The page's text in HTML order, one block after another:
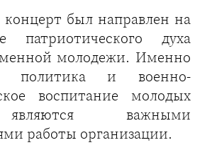
был направлен на
патриотического духа
молодежи. Именно
политика и военно-
воспитание молодых
важными
работы организации.